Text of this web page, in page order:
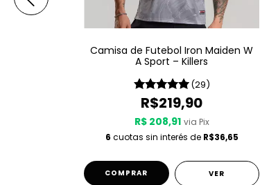
Camisa de Futebol Iron Maiden W
A Sport – Killers
(29)
R$219,90
R$ 208,91 via Pix
6 cuotas sin interés de R$36,65
COMPRAR VER